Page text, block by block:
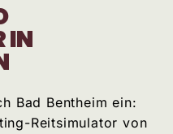
IN
Bad Bentheim ein:
Reitsimulator von